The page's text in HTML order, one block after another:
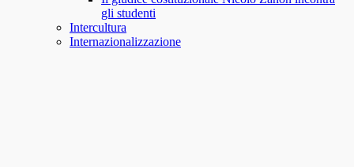
gli studenti
Intercultura
Internazionalizzazione